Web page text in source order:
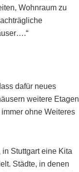
Wohnraum zu
dafür neues
weitere Etagen
ohne Weiteres
Stuttgart eine Kita
Städte, in denen